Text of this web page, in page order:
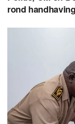
rond handhaving